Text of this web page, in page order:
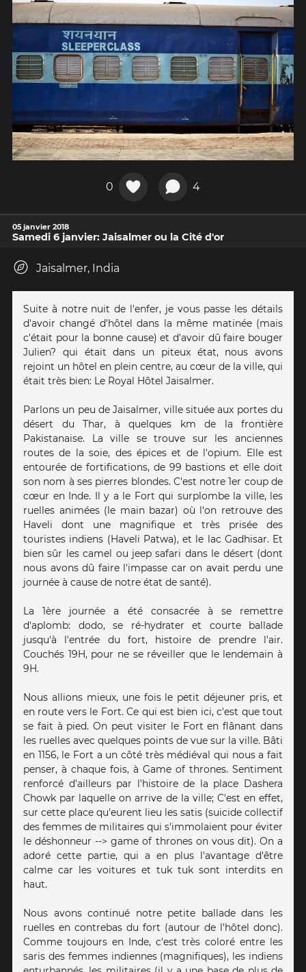
0 4
05 janvier 2018
Samedi 6 janvier: Jaisalmer ou la Cité d'or
Jaisalmer, India
Suite à notre nuit de l'enfer, je vous passe les détails
d'avoir changé d'hôtel dans la même matinée (mais
c'était pour la bonne cause) et d'avoir dû faire bouger
Julien? qui était dans un piteux état, nous avons
rejoint un hôtel en plein centre, au cœur de la ville, qui
était très bien: Le Royal Hôtel Jaisalmer.
Parlons un peu de Jaisalmer, ville située aux portes du
désert du Thar, à quelques km de la frontière
Pakistanaise. La ville se trouve sur les anciennes
routes de la soie, des épices et de l'opium. Elle est
entourée de fortifications, de 99 bastions et elle doit
son nom à ses pierres blondes. C'est notre 1er coup de
cœur en Inde. Il y a le Fort qui surplombe la ville, les
ruelles animées (le main bazar) où l'on retrouve des
Haveli dont une magnifique et très prisée des
touristes indiens (Haveli Patwa), et le lac Gadhisar. Et
bien sûr les camel ou jeep safari dans le désert (dont
nous avons dû faire l'impasse car on avait perdu une
journée à cause de notre état de santé).
La 1ère journée a été consacrée à se remettre
d'aplomb: dodo, se ré-hydrater et courte ballade
jusqu'à l'entrée du fort, histoire de prendre l'air.
Couchés 19H, pour ne se réveiller que le lendemain à
9H.
Nous allions mieux, une fois le petit déjeuner pris, et
en route vers le Fort. Ce qui est bien ici, c'est que tout
se fait à pied. On peut visiter le Fort en flânant dans
les ruelles avec quelques points de vue sur la ville. Bâti
en 1156, le Fort a un côté très médiéval qui nous a fait
penser, à chaque fois, à Game of thrones. Sentiment
renforcé d'ailleurs par l'histoire de la place Dashera
Chowk par laquelle on arrive de la ville; C'est en effet,
sur cette place qu'eurent lieu les satis (suicide collectif
des femmes de militaires qui s'immolaient pour éviter
le déshonneur --> game of thrones on vous dit). On a
adoré cette partie, qui a en plus l'avantage d'être
calme car les voitures et tuk tuk sont interdits en
haut.
Nous avons continué notre petite ballade dans les
ruelles en contrebas du fort (autour de l'hôtel donc).
Comme toujours en Inde, c'est très coloré entre les
saris des femmes indiennes (magnifiques), les indiens